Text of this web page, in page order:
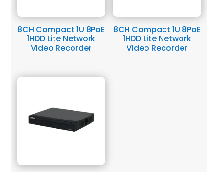
8CH Compact 1U 8PoE
1HDD Lite Network
Video Recorder
8CH Compact 1U 8PoE
1HDD Lite Network
Video Recorder